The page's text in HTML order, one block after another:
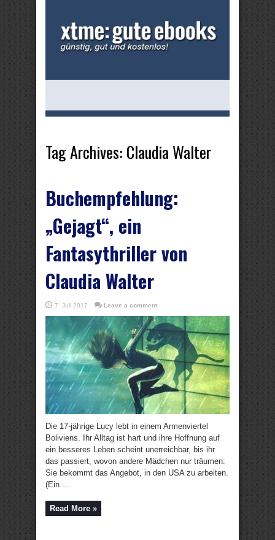
Tag Archives: Claudia Walter
Buchempfehlung:
„Gejagt“, ein
Fantasythriller von
Claudia Walter
7. Juli 2017 Leave a comment
Die 17-jährige Lucy lebt in einem Armenviertel
Boliviens. Ihr Alltag ist hart und ihre Hoffnung auf
ein besseres Leben scheint unerreichbar, bis ihr
das passiert, wovon andere Mädchen nur träumen:
Sie bekommt das Angebot, in den USA zu arbeiten.
(Ein ...
Read More »